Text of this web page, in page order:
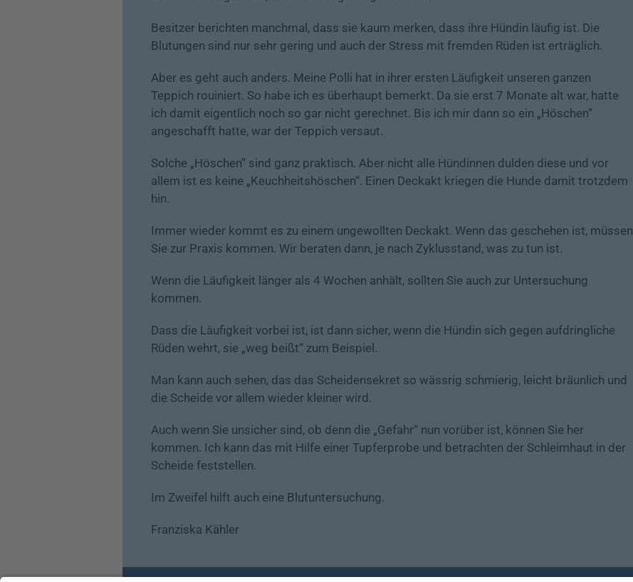
Besitzer berichten manchmal, dass sie kaum merken, dass ihre Hündin läufig ist. Die
Blutungen sind nur sehr gering und auch der Stress mit fremden Rüden ist erträglich.
Aber es geht auch anders. Meine Polli hat in ihrer ersten Läufigkeit unseren ganzen
Teppich rouiniert. So habe ich es überhaupt bemerkt. Da sie erst 7 Monate alt war, hatte
ich damit eigentlich noch so gar nicht gerechnet. Bis ich mir dann so ein „Höschen“
angeschafft hatte, war der Teppich versaut.
Solche „Höschen“ sind ganz praktisch. Aber nicht alle Hündinnen dulden diese und vor
allem ist es keine „Keuchheitshöschen“. Einen Deckakt kriegen die Hunde damit trotzdem
hin.
Immer wieder kommt es zu einem ungewollten Deckakt. Wenn das geschehen ist, müssen
Sie zur Praxis kommen. Wir beraten dann, je nach Zyklusstand, was zu tun ist.
Wenn die Läufigkeit länger als 4 Wochen anhält, sollten Sie auch zur Untersuchung
kommen.
Dass die Läufigkeit vorbei ist, ist dann sicher, wenn die Hündin sich gegen aufdringliche
Rüden wehrt, sie „weg beißt“ zum Beispiel.
Man kann auch sehen, das das Scheidensekret so wässrig schmierig, leicht bräunlich und
die Scheide vor allem wieder kleiner wird.
Auch wenn Sie unsicher sind, ob denn die „Gefahr“ nun vorüber ist, können Sie her
kommen. Ich kann das mit Hilfe einer Tupferprobe und betrachten der Schleimhaut in der
Scheide feststellen.
Im Zweifel hilft auch eine Blutuntersuchung.
Franziska Kähler